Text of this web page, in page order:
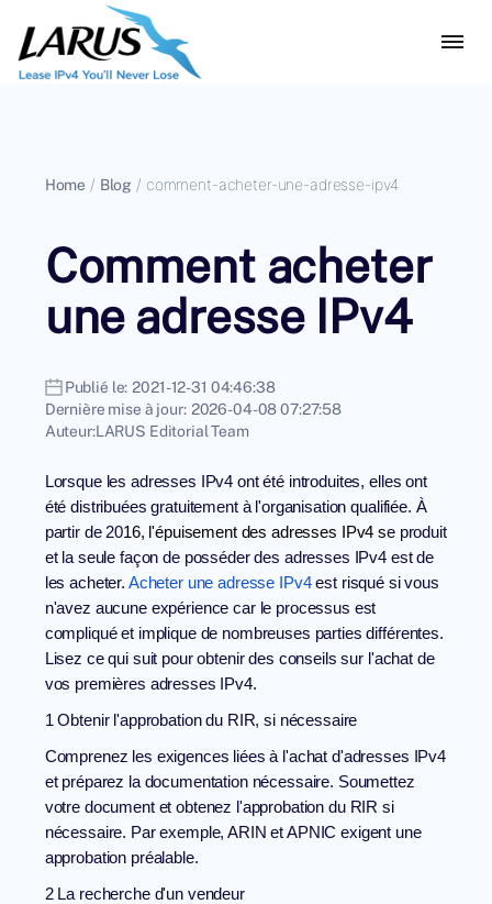
Home / Blog / comment-acheter-une-adresse-ipv4
Comment acheter
une adresse IPv4
Publié le: 2021-12-31 04:46:38
Dernière mise à jour: 2026-04-08 07:27:58
Auteur:LARUS Editorial Team
Lorsque les adresses IPv4 ont été introduites, elles ont
été distribuées gratuitement à l'organisation qualifiée. À
partir de 2016, l'épuisement des adresses IPv4 se produit
et la seule façon de posséder des adresses IPv4 est de
les acheter. Acheter une adresse IPv4 est risqué si vous
n'avez aucune expérience car le processus est
compliqué et implique de nombreuses parties différentes.
Lisez ce qui suit pour obtenir des conseils sur l'achat de
vos premières adresses IPv4.
1 Obtenir l'approbation du RIR, si nécessaire
Comprenez les exigences liées à l'achat d'adresses IPv4
et préparez la documentation nécessaire. Soumettez
votre document et obtenez l'approbation du RIR si
nécessaire. Par exemple, ARIN et APNIC exigent une
approbation préalable.
2 La recherche d'un vendeur